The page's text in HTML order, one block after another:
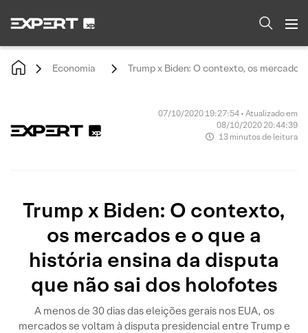
Economia Trump x Biden: O contexto, os
07/10/2020 19:27:54 • Atualizado em
08/10/2020 20:44:39
13 minutos de leitura
Trump x Biden: O contexto,
os mercados e o que a
história ensina da disputa
que não sai dos holofotes
A menos de 30 dias das eleições gerais nos EUA, os
mercados se voltam à disputa presidencial entre Trump e